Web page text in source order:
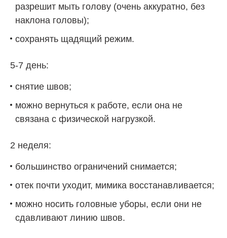
разрешит мыть голову (очень аккуратно, без
наклона головы);
сохранять щадящий режим.
5-7 день:
снятие швов;
можно вернуться к работе, если она не
связана с физической нагрузкой.
2 неделя:
большинство ограничений снимается;
отек почти уходит, мимика восстанавливается;
можно носить головные уборы, если они не
сдавливают линию швов.